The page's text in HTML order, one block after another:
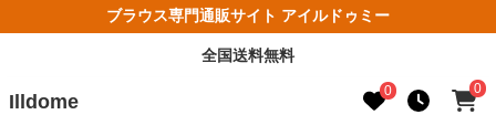
ブラウス専門通販サイト アイルドゥミー
全国送料無料
Illdome 0 0